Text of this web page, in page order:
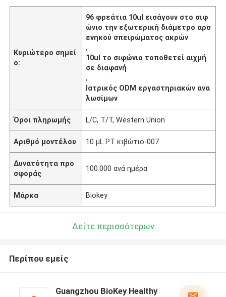
Κυριώτερο σημεί
ο:
96 φρεάτια 10ul εισάγουν στο σιφ
ώνιο την εξωτερική διάμετρο αρσ
ενηκού σπειρώματος ακρών
,
10ul το σιφώνιο τοποθετεί αιχμή
σε διαφανή
,
Ιατρικός ODM εργαστηριακών ανα
λωσίμων
Όροι πληρωμής L/C, T/T, Western Union
Αριθμό μοντέλου 10 μL PT κιβώτιο-007
Δυνατότητα προ
σφοράς
100.000 ανά ημέρα
Μάρκα Biokey
Δείτε περισσότερων
Περίπου εμείς
Guangzhou BioKey Healthy